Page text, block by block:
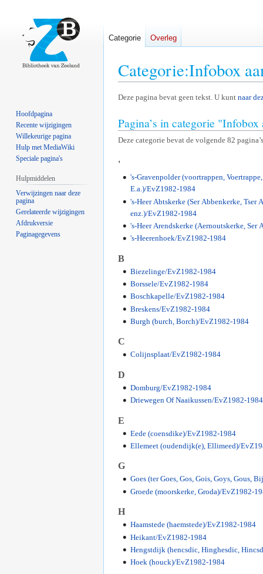
Categorie:Infobox
Naar
springen
Naar
springen
Deze pagina bevat geen tekst. U kunt naar
Pagina’s in categorie
Deze categorie bevat de volgende 82
'
's-Gravenpolder (voortrappen,
E.a.)/EvZ1982-1984
's-Heer Abtskerke (Ser Abbenkerke, Tser
enz.)/EvZ1982-1984
's-Heer Arendskerke (Aernoutskerke,
's-Heerenhoek/EvZ1982-1984
B
Biezelinge/EvZ1982-1984
Borssele/EvZ1982-1984
Boschkapelle/EvZ1982-1984
Breskens/EvZ1982-1984
Burgh (burch, Borch)/EvZ1982-1984
C
Colijnsplaat/EvZ1982-1984
D
Domburg/EvZ1982-1984
Driewegen Of Naaikussen/EvZ1982-1984
E
Eede (coensdike)/EvZ1982-1984
Ellemeet (oudendijk(e), Ellimeed)/
G
Goes (ter Goes, Gos, Gois, Goys, Gous,
Groede (moorskerke, Groda)/EvZ1982-
H
Haamstede (haemstede)/EvZ1982-1984
Heikant/EvZ1982-1984
Hengstdijk (hencsdic, Hinghesdic,
Hoek (houck)/EvZ1982-1984
Categorie Overleg
Hoofdpagina
Recente wijzigingen
Willekeurige pagina
Hulp met MediaWiki
Speciale pagina's
Hulpmiddelen
Verwijzingen naar deze
pagina
Gerelateerde wijzigingen
Afdrukversie
Paginagegevens